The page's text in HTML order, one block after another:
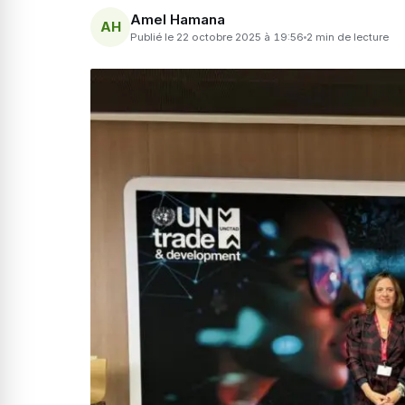
AH Amel Hamana
Publié le 22 octobre 2025 à 19:56 2 min de lecture